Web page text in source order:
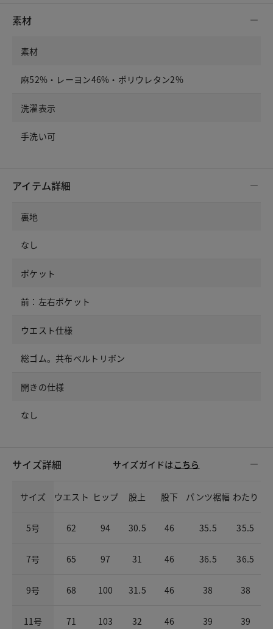
素材
素材
麻52%・レーヨン46%・ポリウレタン2%
洗濯表示
手洗い可
アイテム詳細
裏地
なし
ポケット
前：左右ポケット
ウエスト仕様
総ゴム。共布ベルトリボン
開きの仕様
なし
サイズ詳細 サイズガイドは こちら
サイズ ウエスト ヒップ 股上 股下 パンツ裾幅 わたり
5号 62 94 30.5 46 35.5 35.5
7号 65 97 31 46 36.5 36.5
9号 68 100 31.5 46 38 38
11号 71 103 32 46 39 39